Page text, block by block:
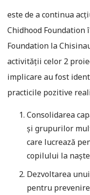
este de a continua
Chidhood Foundation
Foundation la
activităţii celor 2
implicare au fost
practicile pozitive
Consolidarea
şi grupurilor
care lucrează
copilului la
Dezvoltarea
pentru